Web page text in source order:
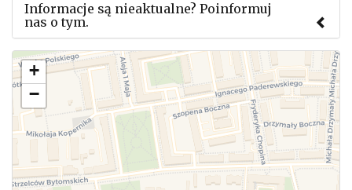
Informacje są nieaktualne? Poinformuj
nas o tym.
Użyj tego formularza aby przesłać informację o
zmianach w powyższym mityngu.
+
−